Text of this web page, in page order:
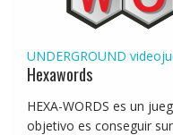
UNDERGROUND
Hexawords
HEXA-WORDS es un
objetivo es conseguir